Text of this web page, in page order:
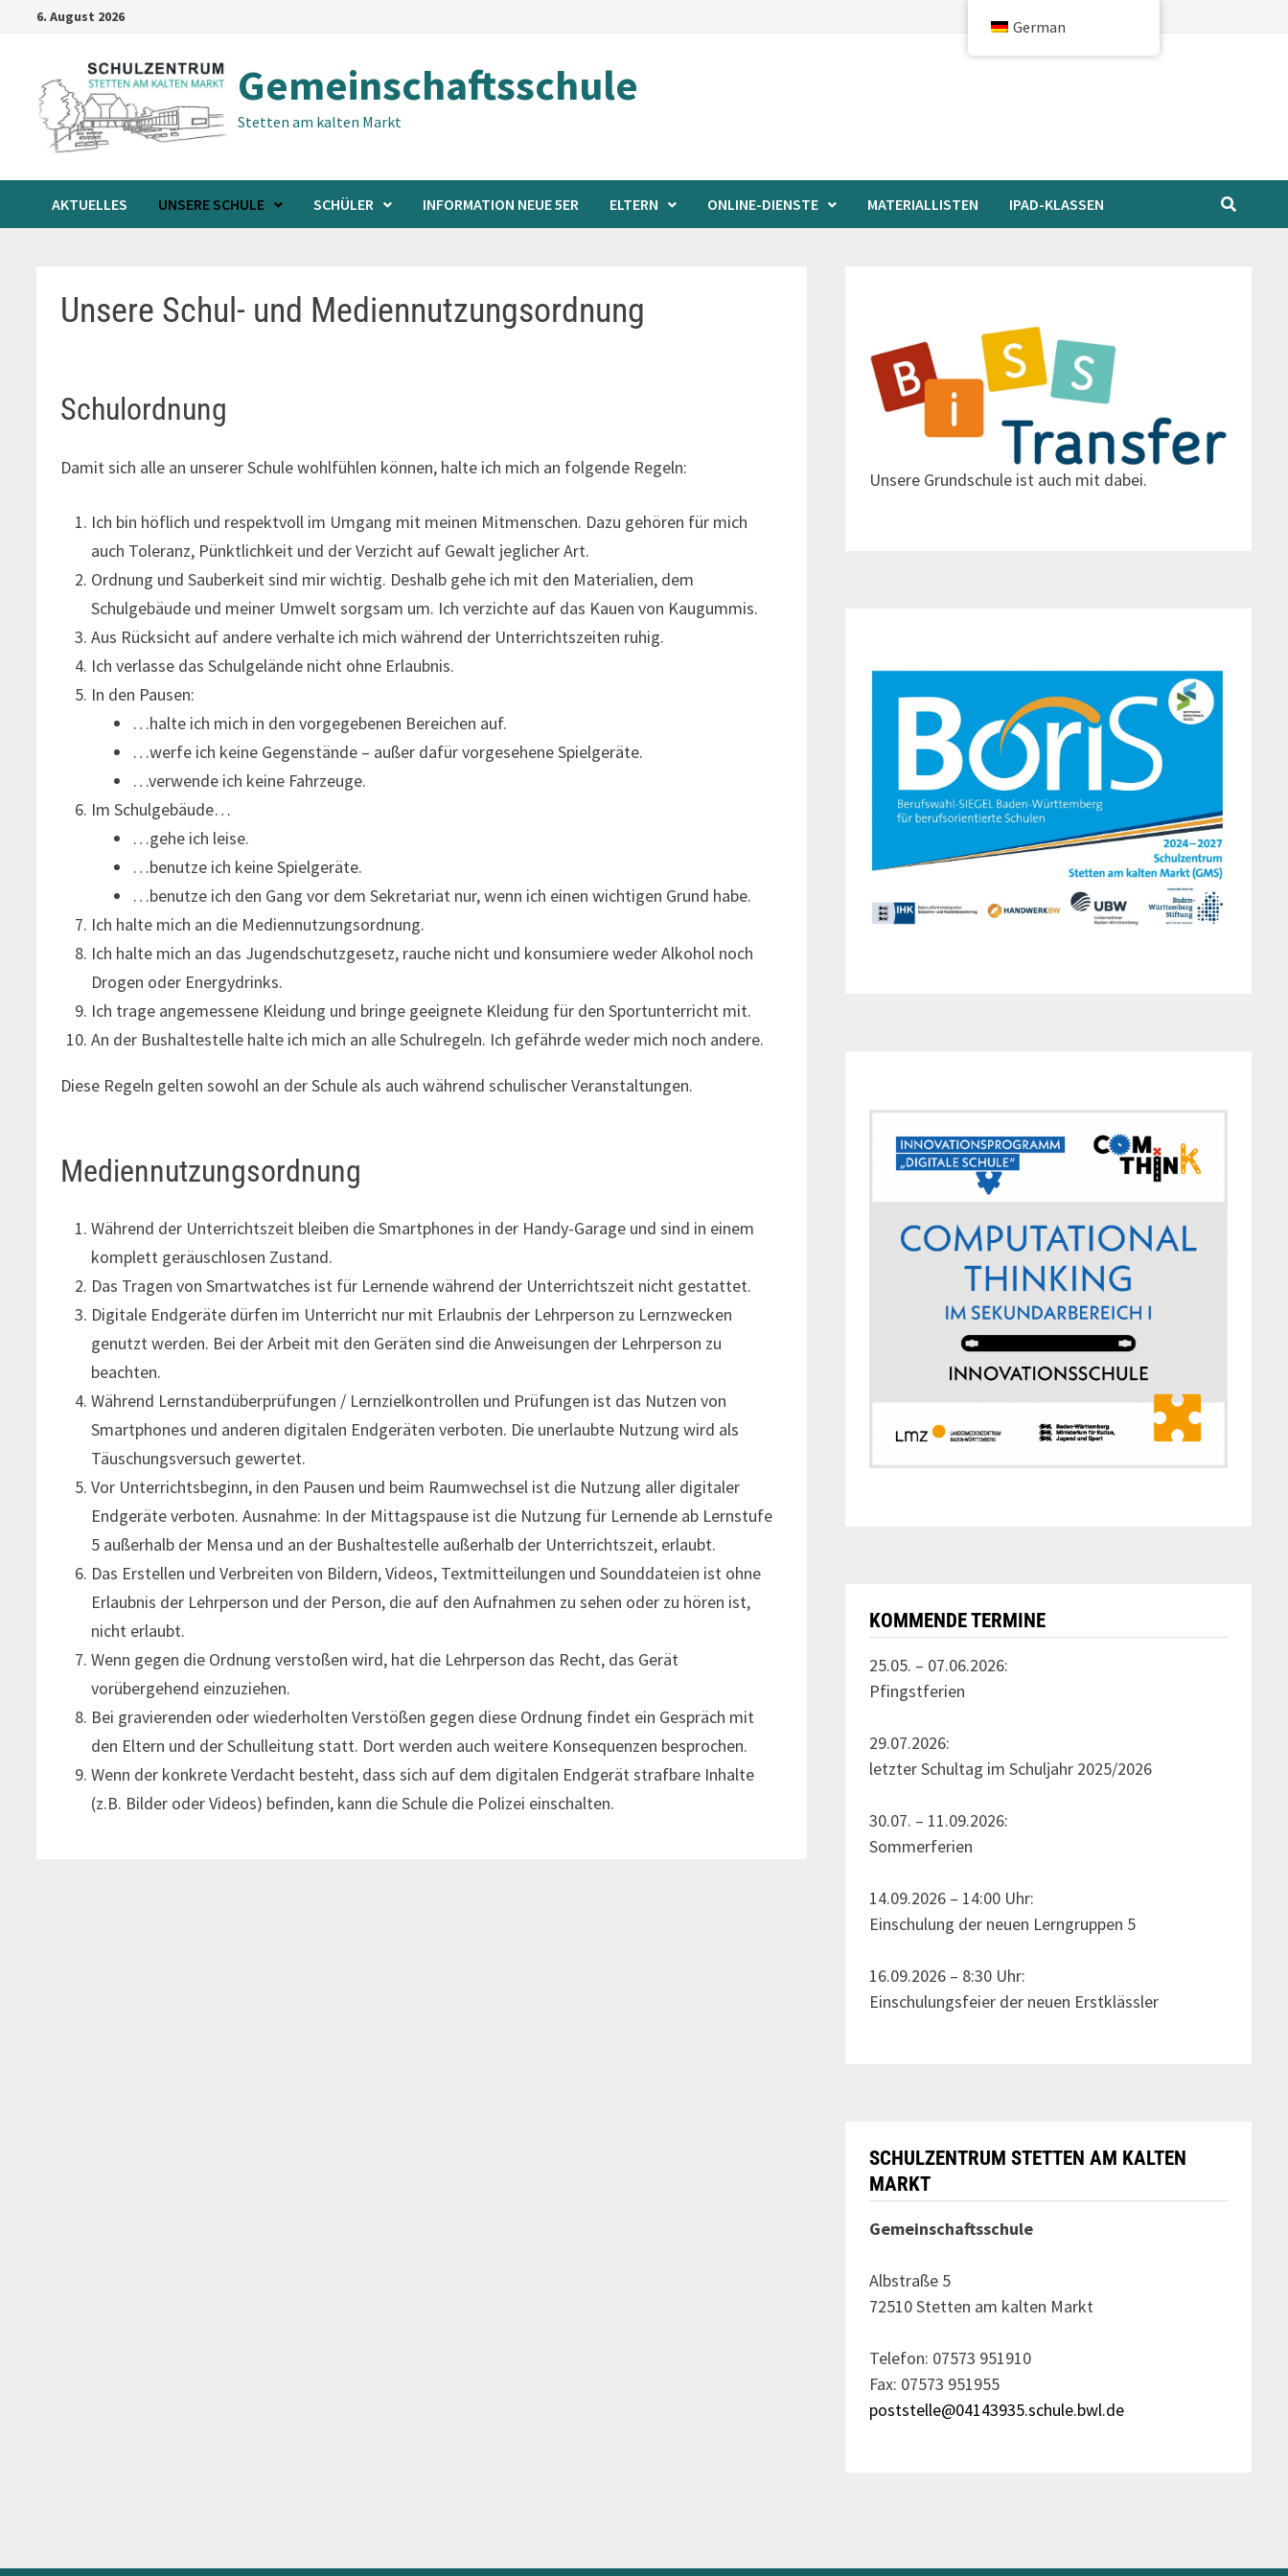
6. August 2026
Gemeinschaftsschule
Stetten am kalten Markt
AKTUELLES UNSERE SCHULE SCHÜLER INFORMATION NEUE 5ER ELTERN ONLINE-DIENSTE MATERIALLISTEN IPAD-KLASSEN
Unsere Schul- und Mediennutzungsordnung
Schulordnung
Damit sich alle an unserer Schule wohlfühlen können, halte ich mich an folgende Regeln:
Ich bin höflich und respektvoll im Umgang mit meinen Mitmenschen. Dazu gehören für mich
auch Toleranz, Pünktlichkeit und der Verzicht auf Gewalt jeglicher Art.
Ordnung und Sauberkeit sind mir wichtig. Deshalb gehe ich mit den Materialien, dem
Schulgebäude und meiner Umwelt sorgsam um. Ich verzichte auf das Kauen von Kaugummis.
Aus Rücksicht auf andere verhalte ich mich während der Unterrichtszeiten ruhig.
Ich verlasse das Schulgelände nicht ohne Erlaubnis.
In den Pausen:
…halte ich mich in den vorgegebenen Bereichen auf.
…werfe ich keine Gegenstände – außer dafür vorgesehene Spielgeräte.
…verwende ich keine Fahrzeuge.
Im Schulgebäude…
…gehe ich leise.
…benutze ich keine Spielgeräte.
…benutze ich den Gang vor dem Sekretariat nur, wenn ich einen wichtigen Grund habe.
Ich halte mich an die Mediennutzungsordnung.
Ich halte mich an das Jugendschutzgesetz, rauche nicht und konsumiere weder Alkohol noch
Drogen oder Energydrinks.
Ich trage angemessene Kleidung und bringe geeignete Kleidung für den Sportunterricht mit.
An der Bushaltestelle halte ich mich an alle Schulregeln. Ich gefährde weder mich noch andere.
Diese Regeln gelten sowohl an der Schule als auch während schulischer Veranstaltungen.
Mediennutzungsordnung
Während der Unterrichtszeit bleiben die Smartphones in der Handy-Garage und sind in einem
komplett geräuschlosen Zustand.
Das Tragen von Smartwatches ist für Lernende während der Unterrichtszeit nicht gestattet.
Digitale Endgeräte dürfen im Unterricht nur mit Erlaubnis der Lehrperson zu Lernzwecken
genutzt werden. Bei der Arbeit mit den Geräten sind die Anweisungen der Lehrperson zu
beachten.
Während Lernstandüberprüfungen / Lernzielkontrollen und Prüfungen ist das Nutzen von
Smartphones und anderen digitalen Endgeräten verboten. Die unerlaubte Nutzung wird als
Täuschungsversuch gewertet.
Vor Unterrichtsbeginn, in den Pausen und beim Raumwechsel ist die Nutzung aller digitaler
Endgeräte verboten. Ausnahme: In der Mittagspause ist die Nutzung für Lernende ab Lernstufe
5 außerhalb der Mensa und an der Bushaltestelle außerhalb der Unterrichtszeit, erlaubt.
Das Erstellen und Verbreiten von Bildern, Videos, Textmitteilungen und Sounddateien ist ohne
Erlaubnis der Lehrperson und der Person, die auf den Aufnahmen zu sehen oder zu hören ist,
nicht erlaubt.
Wenn gegen die Ordnung verstoßen wird, hat die Lehrperson das Recht, das Gerät
vorübergehend einzuziehen.
Bei gravierenden oder wiederholten Verstößen gegen diese Ordnung findet ein Gespräch mit
den Eltern und der Schulleitung statt. Dort werden auch weitere Konsequenzen besprochen.
Wenn der konkrete Verdacht besteht, dass sich auf dem digitalen Endgerät strafbare Inhalte
(z.B. Bilder oder Videos) befinden, kann die Schule die Polizei einschalten.
Unsere Grundschule ist auch mit dabei.
KOMMENDE TERMINE
25.05. – 07.06.2026:
Pfingstferien
29.07.2026:
letzter Schultag im Schuljahr 2025/2026
30.07. – 11.09.2026:
Sommerferien
14.09.2026 – 14:00 Uhr:
Einschulung der neuen Lerngruppen 5
16.09.2026 – 8:30 Uhr:
Einschulungsfeier der neuen Erstklässler
SCHULZENTRUM STETTEN AM KALTEN
MARKT
Gemeinschaftsschule
Albstraße 5
72510 Stetten am kalten Markt
Telefon: 07573 951910
Fax: 07573 951955
poststelle@04143935.schule.bwl.de
German